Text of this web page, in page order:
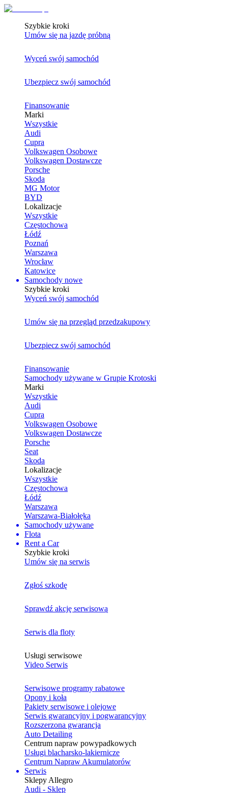
Szybkie kroki
Umów się na jazdę próbną
Wyceń swój samochód
Ubezpiecz swój samochód
Finansowanie
Marki
Wszystkie
Audi
Cupra
Volkswagen Osobowe
Volkswagen Dostawcze
Porsche
Skoda
MG Motor
BYD
Lokalizacje
Wszystkie
Częstochowa
Łódź
Poznań
Warszawa
Wrocław
Katowice
Samochody nowe
Szybkie kroki
Wyceń swój samochód
Umów się na przegląd przedzakupowy
Ubezpiecz swój samochód
Finansowanie
Samochody używane w Grupie Krotoski
Marki
Wszystkie
Audi
Cupra
Volkswagen Osobowe
Volkswagen Dostawcze
Porsche
Seat
Skoda
Lokalizacje
Wszystkie
Częstochowa
Łódź
Warszawa
Warszawa-Białołęka
Samochody używane
Flota
Rent a Car
Szybkie kroki
Umów się na serwis
Zgłoś szkodę
Sprawdź akcję serwisową
Serwis dla floty
Usługi serwisowe
Video Serwis
Serwisowe programy rabatowe
Opony i koła
Pakiety serwisowe i olejowe
Serwis gwarancyjny i pogwarancyjny
Rozszerzona gwarancja
Auto Detailing
Centrum napraw powypadkowych
Usługi blacharsko-lakiernicze
Centrum Napraw Akumulatorów
Serwis
Sklepy Allegro
Audi - Sklep